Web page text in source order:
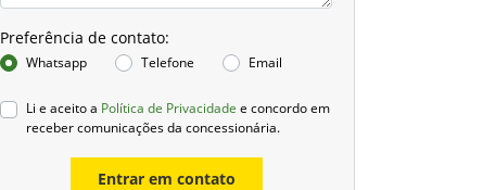
Preferência de contato:
Whatsapp Telefone Email
Li e aceito a Política de Privacidade e concordo em
receber comunicações da concessionária.
Entrar em contato